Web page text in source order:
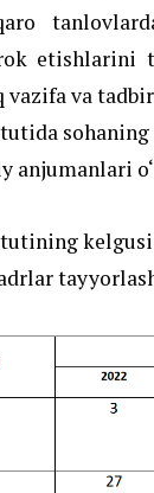
etishlarini
vazifa va
sohaning
anjumanlari
kelgusi